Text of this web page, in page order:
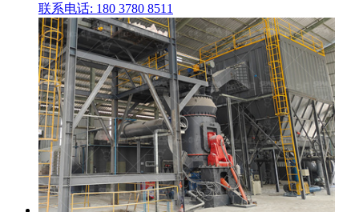
联系电话: 180 3780 8511